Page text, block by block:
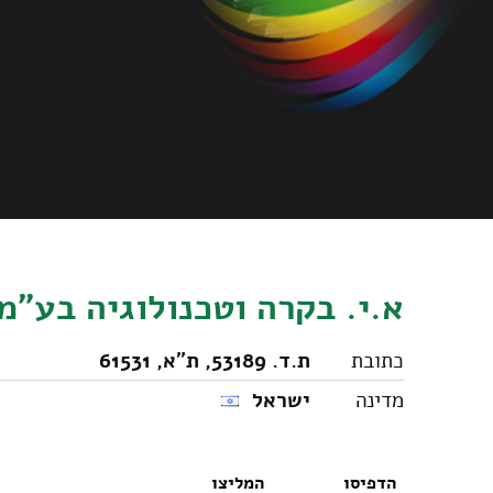
א.י. בקרה וטכנולוגיה
כתובת
ת.ד. 53189, ת"א, 61531
מדינה
ישראל
הדפיסו המליצו